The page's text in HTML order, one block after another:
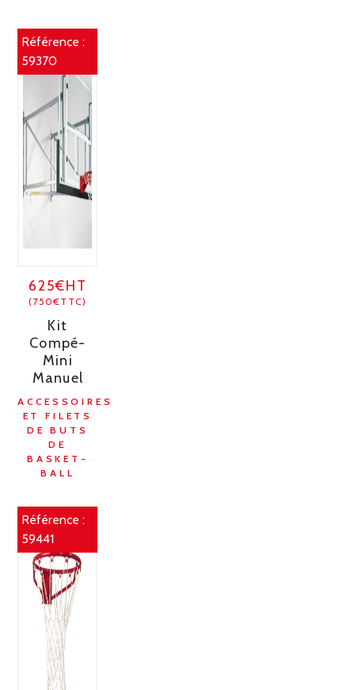
Référence :
59370
625€HT
(750€TTC)
Kit
Compé-
Mini
Manuel
ACCESSOIRES
ET FILETS
DE BUTS
DE
BASKET-
BALL
Référence :
59441